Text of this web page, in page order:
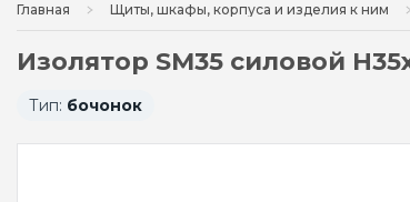
Главная Щиты, шкафы, корпуса и изделия к ним
Изолятор SM35 силовой
Тип: бочонок